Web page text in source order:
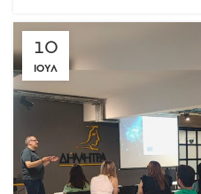
10
ΙΟΎΛ